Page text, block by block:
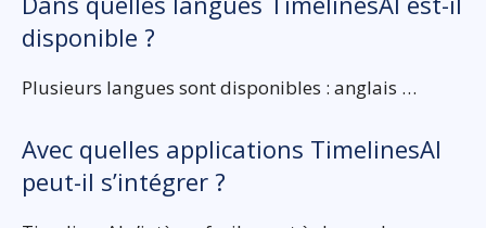
disponible ?
Plusieurs langues sont disponibles : anglais …
Avec quelles applications TimelinesAI
peut-il s’intégrer ?